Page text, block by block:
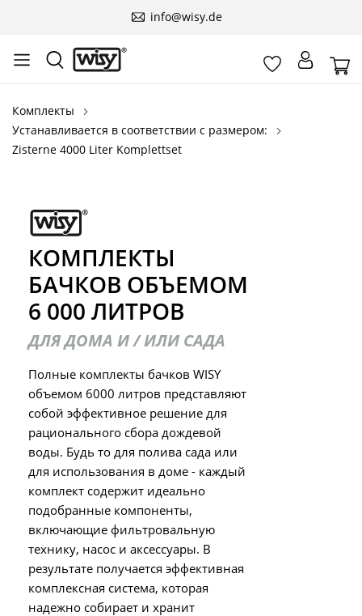
info@wisy.de
Комплекты
Устанавливается в соответствии с размером:
Zisterne 4000 Liter Komplettset
КОМПЛЕКТЫ
БАЧКОВ ОБЪЕМОМ
6 000 ЛИТРОВ
ДЛЯ ДОМА И / ИЛИ САДА
Полные комплекты бачков WISY
объемом 6000 литров представляют
собой эффективное решение для
рационального сбора дождевой
воды. Будь то для полива сада или
для использования в доме - каждый
комплект содержит идеально
подобранные компоненты,
включающие фильтровальную
технику, насос и аксессуары. В
результате получается эффективная
комплексная система, которая
надежно собирает и хранит